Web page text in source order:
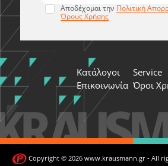
Αποδέχομαι την Πολιτική
Όρους Χρήσης
Κατάλογοι
Service
Επικοινωνία Όροι
Copyright © 2026 www.krausmann.gr - All